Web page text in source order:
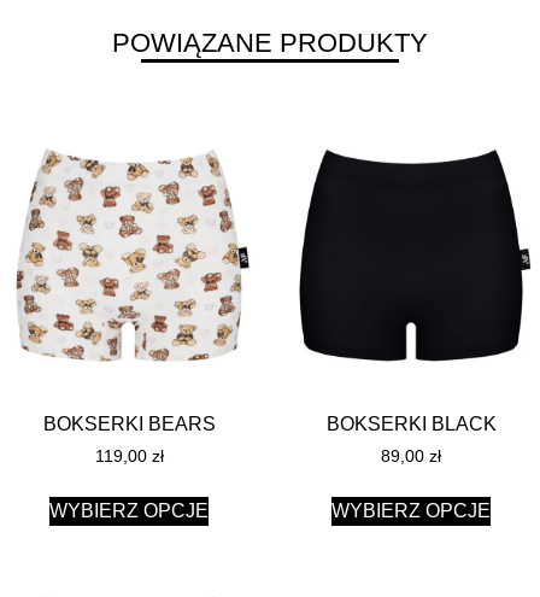
POWIĄZANE PRODUKTY
BOKSERKI BEARS
119,00 zł
WYBIERZ OPCJE
BOKSERKI BLACK
89,00 zł
WYBIERZ OPCJE